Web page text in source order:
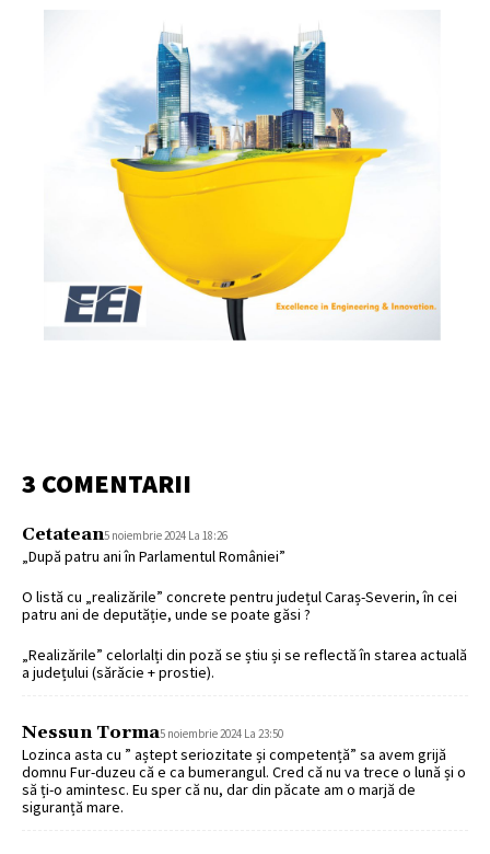
3 COMENTARII
Cetatean5 noiembrie 2024 La 18:26
„După patru ani în Parlamentul României”
O listă cu „realizările” concrete pentru județul Caraș-Severin, în cei
patru ani de deputăție, unde se poate găsi ?
„Realizările” celorlalți din poză se știu și se reflectă în starea actuală
a județului (sărăcie + prostie).
Nessun Torma5 noiembrie 2024 La 23:50
Lozinca asta cu ” aștept seriozitate și competență” sa avem grijă
domnu Fur-duzeu că e ca bumerangul. Cred că nu va trece o lună și o
să ți-o amintesc. Eu sper că nu, dar din păcate am o marjă de
siguranță mare.